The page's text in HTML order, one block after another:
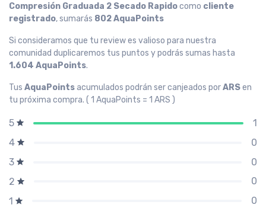
Compresión Graduada 2 Secado Rapidocomo cliente
registrado, sumarás 802 AquaPoints
Si consideramos que tu review es valioso para nuestra
comunidad duplicaremos tus puntos y podrás sumas hasta
1.604 AquaPoints.
Tus AquaPointsacumulados podrán ser canjeados porARSen
tu próxima compra. ( 1 AquaPoints = 1 ARS )
5
1
4
0
3
0
2
0
1
0